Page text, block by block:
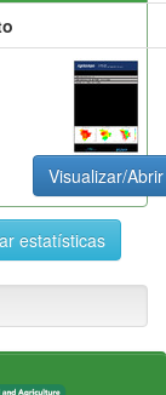
Visualizar/Abrir
estatísticas